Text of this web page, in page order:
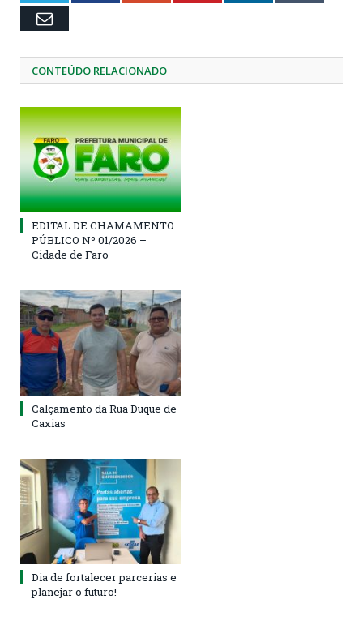
Email
CONTEÚDO RELACIONADO
EDITAL DE CHAMAMENTO
PÚBLICO Nº 01/2026 –
Cidade de Faro
Calçamento da Rua Duque de
Caxias
Dia de fortalecer parcerias e
planejar o futuro!